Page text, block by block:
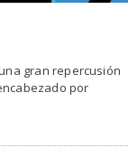
gran repercusión
por